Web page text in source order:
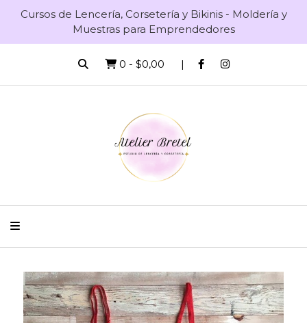
Cursos de Lencería, Corsetería y Bikinis - Moldería y
Muestras para Emprendedores
0 - $0,00